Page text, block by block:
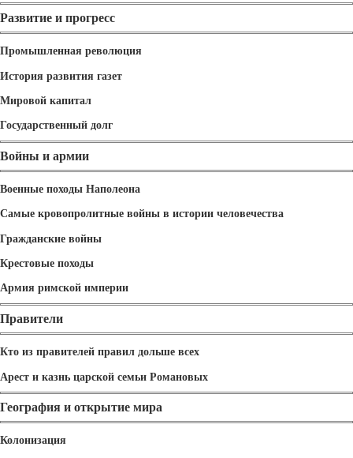
Развитие и прогресс
Промышленная революция
История развития газет
Мировой капитал
Государственный долг
Войны и армии
Военные походы Наполеона
Самые кровопролитные войны в истории человечества
Гражданские войны
Крестовые походы
Армия римской империи
Правители
Кто из правителей правил дольше всех
Арест и казнь царской семьи Романовых
География и открытие мира
Колонизация